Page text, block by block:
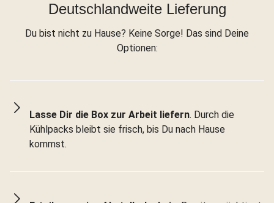
Deutschlandweite Lieferung
Du bist nicht zu Hause? Keine Sorge! Das sind Deine
Optionen:
Lasse Dir die Box zur Arbeit liefern. Durch die
Kühlpacks bleibt sie frisch, bis Du nach Hause
kommst.